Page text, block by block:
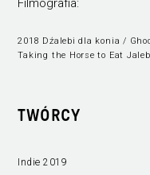
TWÓRCY
Indie 2019
Filmografia:
2018 Dźalebi dla konia /
Taking the Horse to Eat